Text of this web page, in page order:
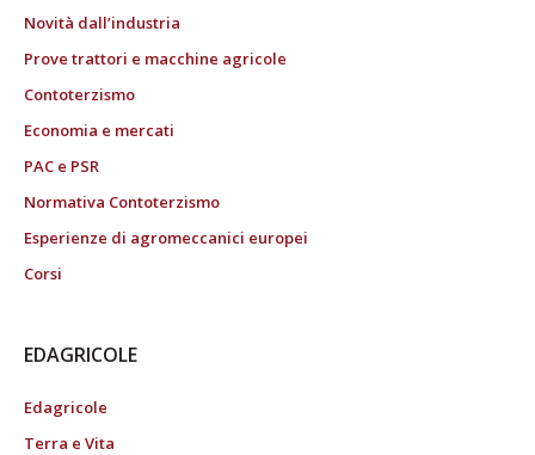
Novità dall’industria
Prove trattori e macchine agricole
Contoterzismo
Economia e mercati
PAC e PSR
Normativa Contoterzismo
Esperienze di agromeccanici europei
Corsi
EDAGRICOLE
Edagricole
Terra e Vita